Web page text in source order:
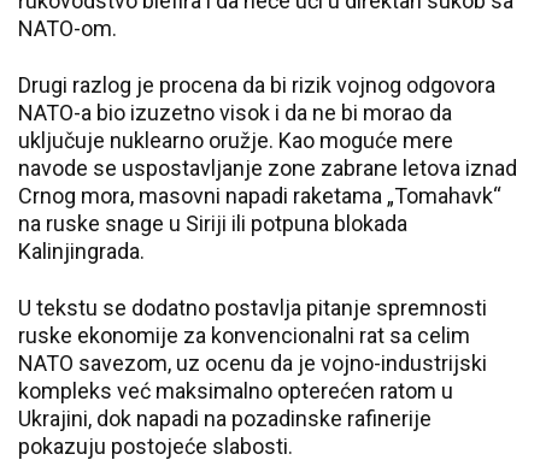
NATO-om.
Drugi razlog je procena da bi rizik vojnog odgovora
NATO-a bio izuzetno visok i da ne bi morao da
uključuje nuklearno oružje. Kao moguće mere
navode se uspostavljanje zone zabrane letova iznad
Crnog mora, masovni napadi raketama „Tomahavk“
na ruske snage u Siriji ili potpuna blokada
Kalinjingrada.
U tekstu se dodatno postavlja pitanje spremnosti
ruske ekonomije za konvencionalni rat sa celim
NATO savezom, uz ocenu da je vojno-industrijski
kompleks već maksimalno opterećen ratom u
Ukrajini, dok napadi na pozadinske rafinerije
pokazuju postojeće slabosti.